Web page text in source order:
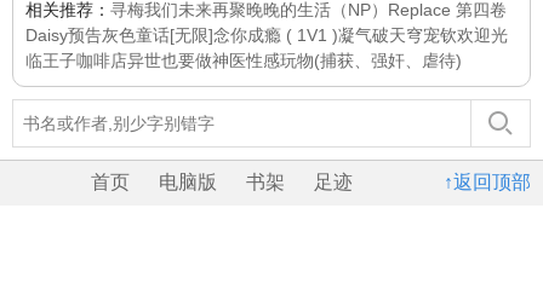
相关推荐： 寻梅我们未来再聚晚晚的生活（NP） Replace 第四卷
Daisy预告灰色童话[无限]念你成瘾 ( 1V1 )凝气破天穹宠钦欢迎光
临王子咖啡店异世也要做神医性感玩物(捕获、强奸、虐待)
↑返回顶部
首页 电脑版 书架 足迹